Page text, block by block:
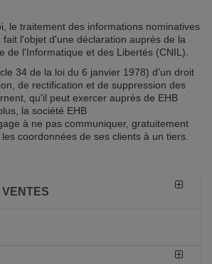
le traitement des informations nominatives
fait l'objet d'une déclaration auprès de la
de l'Informatique et des Libertés (CNIL).
34 de la loi du 6 janvier 1978) d'un droit
de rectification et de suppression des
qu'il peut exercer auprès de EHB
la société EHB
à ne pas communiquer, gratuitement
coordonnées de ses clients à un tiers.